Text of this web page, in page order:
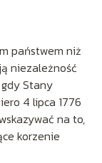
państwem niż
niezależność
gdy Stany
4 lipca 1776
na to,
korzenie